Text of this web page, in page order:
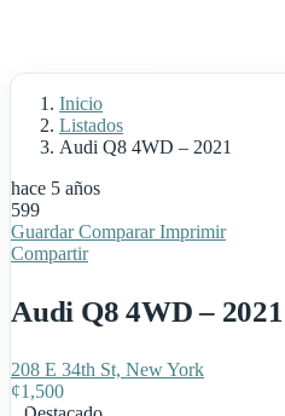
Inicio
Listados
Audi Q8 4WD – 2021
hace 5 años
599
Guardar Comparar Imprimir
Compartir
Audi Q8 4WD – 2021
208 E 34th St, New York
¢1,500